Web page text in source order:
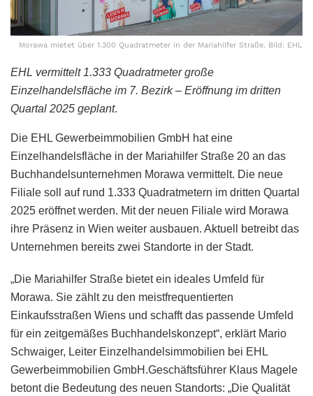
Morawa mietet über 1.300 Quadratmeter in der Mariahilfer Straße. Bild: EHL
EHL vermittelt 1.333 Quadratmeter große
Einzelhandelsfläche im 7. Bezirk – Eröffnung im dritten
Quartal 2025 geplant.
Die EHL Gewerbeimmobilien GmbH hat eine
Einzelhandelsfläche in der Mariahilfer Straße 20 an das
Buchhandelsunternehmen Morawa vermittelt. Die neue
Filiale soll auf rund 1.333 Quadratmetern im dritten Quartal
2025 eröffnet werden. Mit der neuen Filiale wird Morawa
ihre Präsenz in Wien weiter ausbauen. Aktuell betreibt das
Unternehmen bereits zwei Standorte in der Stadt.
„Die Mariahilfer Straße bietet ein ideales Umfeld für
Morawa. Sie zählt zu den meistfrequentierten
Einkaufsstraßen Wiens und schafft das passende Umfeld
für ein zeitgemäßes Buchhandelskonzept“, erklärt Mario
Schwaiger, Leiter Einzelhandelsimmobilien bei EHL
Gewerbeimmobilien GmbH.Geschäftsführer Klaus Magele
betont die Bedeutung des neuen Standorts: „Die Qualität